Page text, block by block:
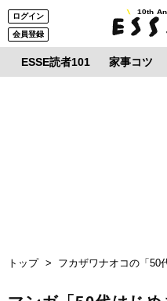
ログイン
会員登録
10th
ESSE読者101 家事コツ
トップ フカザワナオコの「50